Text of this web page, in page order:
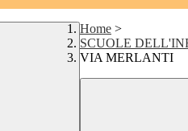
Home >
SCUOLE
VIA MERLANTI